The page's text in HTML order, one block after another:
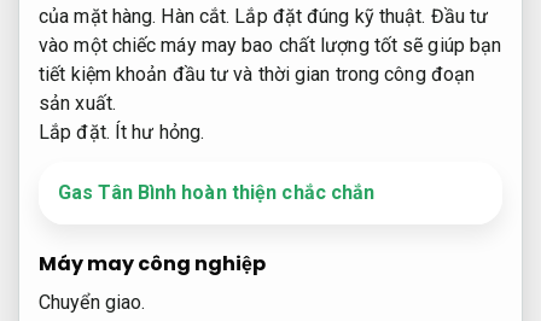
của mặt hàng. Hàn cắt. Lắp đặt đúng kỹ thuật. Đầu tư
vào một chiếc máy may bao chất lượng tốt sẽ giúp bạn
tiết kiệm khoản đầu tư và thời gian trong công đoạn
sản xuất.
Lắp đặt. Ít hư hỏng.
Gas Tân Bình hoàn thiện chắc chắn
Máy may công nghiệp
Chuyển giao.